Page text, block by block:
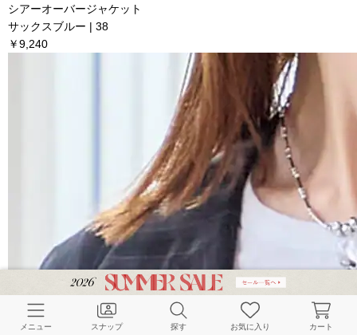
シアーオーバージャケット
サックスブルー | 38
￥9,240
メニュー スナップ 探す お気に入り カート